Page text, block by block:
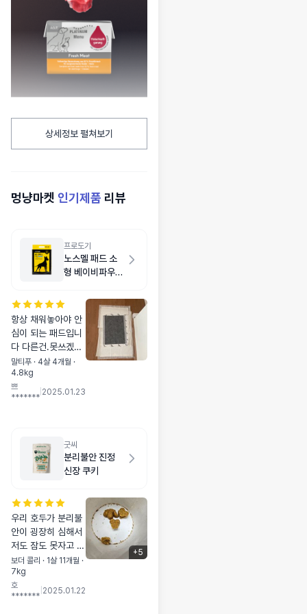
상세정보 펼쳐보기
멍냥마켓 인기제품 리뷰
프로도기
노스멜 패드 소
형 베이비파우더
항상 채워놓아야 안
심이 되는 패드입니
다 다른건.못쓰겠어
요 두툼하고 잘새지
않고 냄새도 걱정없
는 프로도기만 사용
말티푸 · 4살 4개월 ·
4.8kg
쁘
*******
2025.01.23
굿씨
분리불안 진정
신장 쿠키
우리 호두가 분리불
안이 굉장히 심해서
저도 잠도 못자고 ㅠ
식분증까지 있고 혼
자두면 하울링 심하
게하고 ㅠ 서로 힘들
보더 콜리 · 1살 11개월 ·
7kg
호
*******
2025.01.22
+5